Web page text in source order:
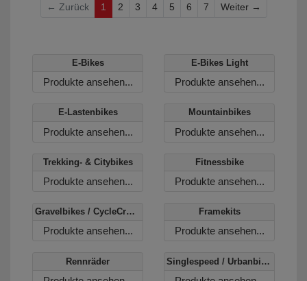
← Zurück 1 2 3 4 5 6 7 Weiter →
E-Bikes
Produkte ansehen...
E-Bikes Light
Produkte ansehen...
E-Lastenbikes
Produkte ansehen...
Mountainbikes
Produkte ansehen...
Trekking- & Citybikes
Produkte ansehen...
Fitnessbike
Produkte ansehen...
Gravelbikes / CycleCross
Produkte ansehen...
Framekits
Produkte ansehen...
Rennräder Singlespeed / Urbanbikes